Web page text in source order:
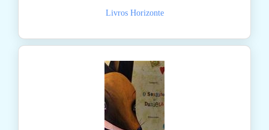
Livros Horizonte